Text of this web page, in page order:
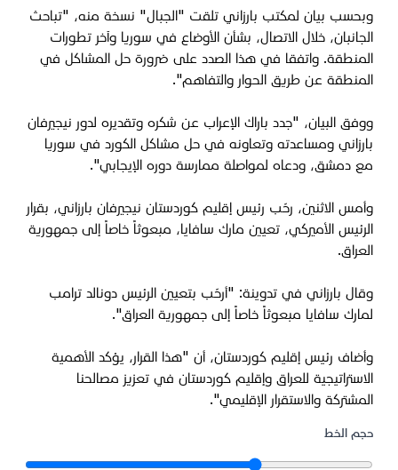
وبحسب بيان لمكتب بارزاني تلقت "الجبال" نسخة منه، "تباحث
الجانبان، خلال الاتصال، بشأن الأوضاع في سوريا وآخر تطورات
المنطقة. واتفقا في هذا الصدد على ضرورة حل المشاكل في
المنطقة عن طريق الحوار والتفاهم".
ووفق البيان، "جدد باراك الإعراب عن شكره وتقديره لدور نيجيرفان
بارزاني ومساعدته وتعاونه في حل مشاكل الكورد في سوريا
مع دمشق، ودعاه لمواصلة ممارسة دوره الإيجابي".
وأمس الاثنين، رحّب رئيس إقليم كوردستان نيجيرفان بارزاني، بقرار
الرئيس الأميركي، تعيين مارك سافايا، مبعوثاً خاصاً إلى جمهورية
العراق.
وقال بارزاني في تدوينة: "أرحّب بتعيين الرئيس دونالد ترامب
لمارك سافايا مبعوثاً خاصاً إلى جمهورية العراق".
وأضاف رئيس إقليم كوردستان، أن "هذا القرار، يؤكد الأهمية
الاستراتيجية للعراق وإقليم كوردستان في تعزيز مصالحنا
المشتركة والاستقرار الإقليمي".
حجم الخط